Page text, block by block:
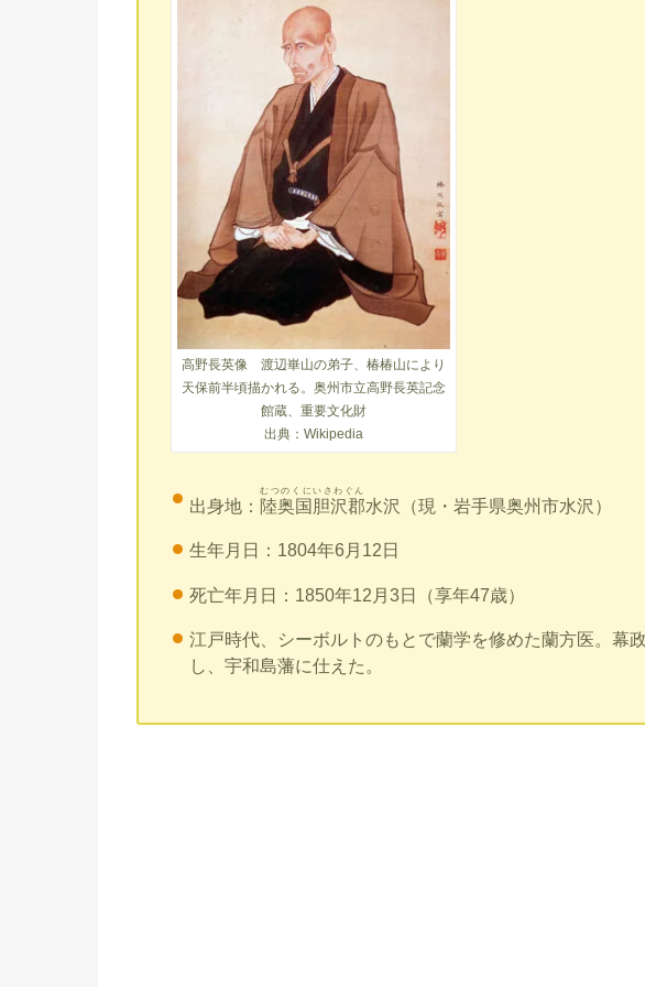
高野長英像 渡辺崋山の弟子、椿椿山により
天保前半頃描かれる。奥州市立高野長英記念
館蔵、重要文化財
出典：Wikipedia
出身地： 陸奥国胆沢郡
むつのくにいさわぐん
水沢（現・岩手県奥州市水沢）
生年月日：1804年6月12日
死亡年月日：1850年12月3日（享年47歳）
江戸時代、シーボルトのもとで蘭学を修めた蘭方医。幕
し、宇和島藩に仕えた。